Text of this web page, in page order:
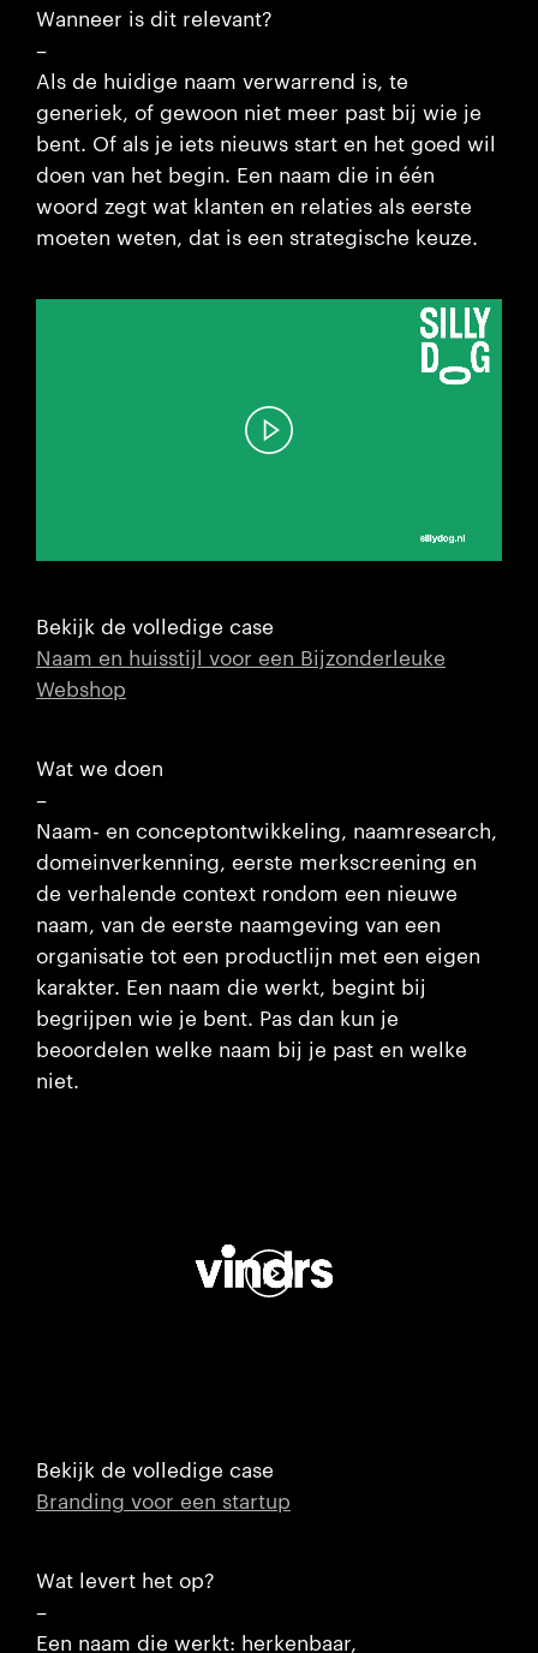
Wanneer is dit relevant?
–
Als de huidige naam verwarrend is, te
generiek, of gewoon niet meer past bij wie je
bent. Of als je iets nieuws start en het goed wil
doen van het begin. Een naam die in één
woord zegt wat klanten en relaties als eerste
moeten weten, dat is een strategische keuze.
Bekijk de volledige case
Naam en huisstijl voor een Bijzonderleuke
Webshop
Wat we doen
–
Naam- en conceptontwikkeling, naamresearch,
domeinverkenning, eerste merkscreening en
de verhalende context rondom een nieuwe
naam, van de eerste naamgeving van een
organisatie tot een productlijn met een eigen
karakter. Een naam die werkt, begint bij
begrijpen wie je bent. Pas dan kun je
beoordelen welke naam bij je past en welke
niet.
Bekijk de volledige case
Branding voor een startup
Wat levert het op?
–
Een naam die werkt: herkenbaar,